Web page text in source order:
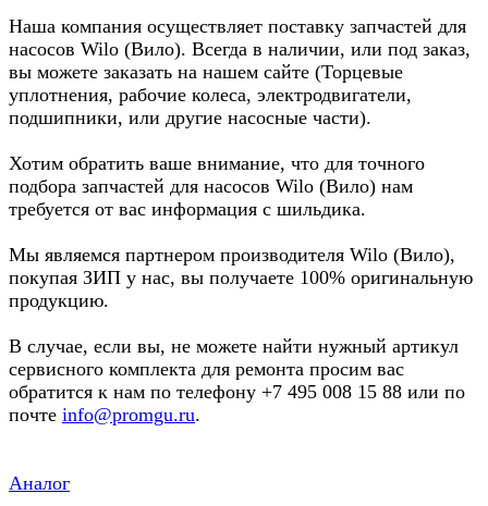
Наша компания осуществляет поставку запчастей для
насосов Wilo (Вило). Всегда в наличии, или под заказ,
вы можете заказать на нашем сайте (Торцевые
уплотнения, рабочие колеса, электродвигатели,
подшипники, или другие насосные части).
Хотим обратить ваше внимание, что для точного
подбора запчастей для насосов Wilo (Вило) нам
требуется от вас информация с шильдика.
Мы являемся партнером производителя Wilo (Вило),
покупая ЗИП у нас, вы получаете 100% оригинальную
продукцию.
В случае, если вы, не можете найти нужный артикул
сервисного комплекта для ремонта просим вас
обратится к нам по телефону +7 495 008 15 88 или по
почте info@promgu.ru.
Аналог